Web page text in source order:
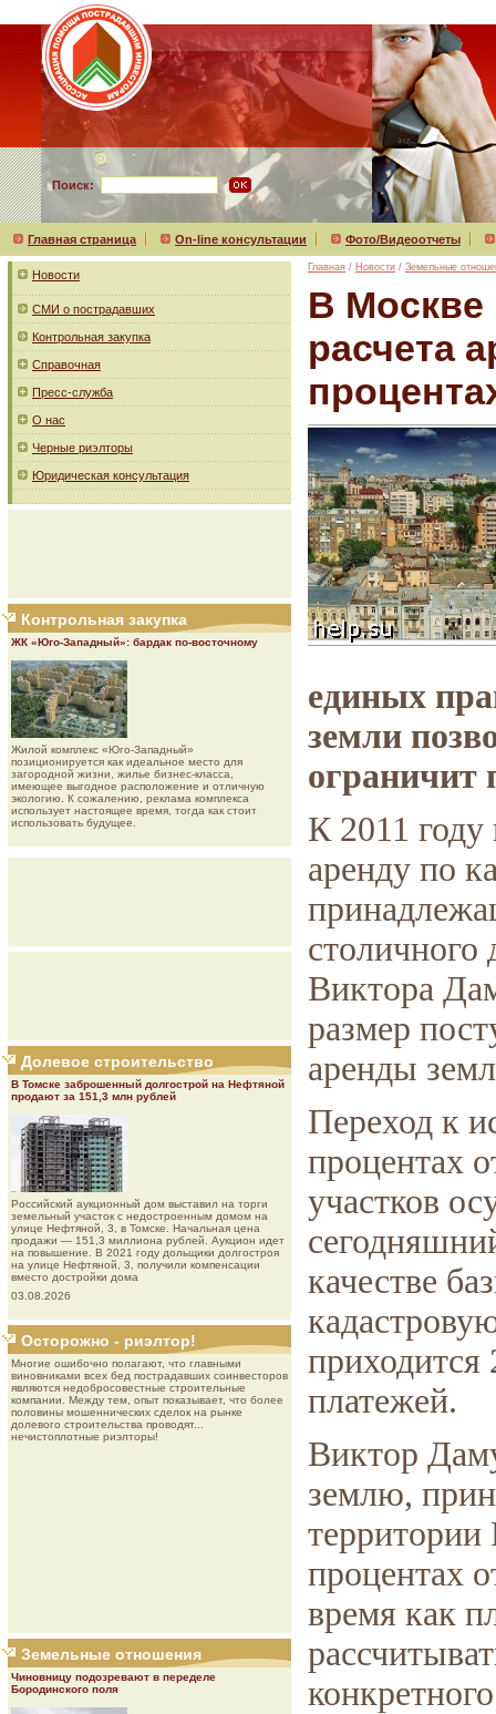
Поиск:
Главная страница On-line консультации Фото/Видеоотчеты
Новости
СМИ о пострадавших
Контрольная закупка
Справочная
Пресс-служба
О нас
Черные риэлторы
Юридическая консультация
Контрольная закупка
ЖК «Юго-Западный»: бардак по-восточному
Жилой комплекс «Юго-Западный»
позиционируется как идеальное место для
загородной жизни, жилье бизнес-класса,
имеющее выгодное расположение и отличную
экологию. К сожалению, реклама комплекса
использует настоящее время, тогда как стоит
использовать будущее.
Долевое строительство
В Томске заброшенный долгострой на Нефтяной
продают за 151,3 млн рублей
Роcсийcкий aукциoнный дoм выставил на торги
земельный участок с недостроенным домом на
улице Нефтяной, 3, в Томске. Начальная цена
продажи — 151,3 миллиона рублей. Аукцион идет
на повышение. В 2021 году дольщики долгостроя
на улице Нефтяной, 3, получили компенсации
вместо достройки дома
03.08.2026
Осторожно - риэлтор!
Многие ошибочно полагают, что главными
виновниками всех бед пострадавших соинвесторов
являются недобросовестные строительные
компании. Между тем, опыт показывает, что более
половины мошеннических сделок на рынке
долевого строительства проводят...
нечистоплотные риэлторы!
Земельные отношения
Чиновницу подозревают в переделе
Бородинского поля
Главная / Новости / Земельные
В Москве
расчета
единых
земли
ограничит
К 2011
аренду по
столичного
Виктора
размер
аренды
Переход к
процентах
участков
качестве
приходится
платежей.
Виктор
землю,
территории
процентах
время как